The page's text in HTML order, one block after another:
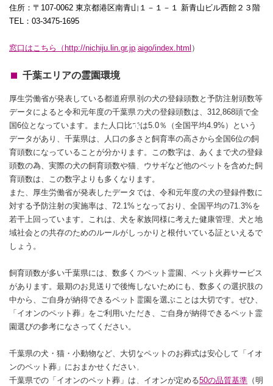
住所：〒 107-0062 東京都港区南青山１－１－１ 新青山ビル西館２３階
TEL ： 03-3475-1695
窓口はこちら（ http://nichiju.lin.gr.jp/aigo/index.html ）
千葉エリアの霊園環境
厚生労働省が発表している都道府県別の犬の登録頭数と予防注射頭数等
データによると令和元年度の千葉県の犬の登録頭数は、312,868頭で全
国6位となっています。また人口比では5.0％（全国平均4.9%）という
データがあり、千葉県は、人口の多さと飼育率の高さから全国6位の飼
育頭数になっていることが分かります。この数字は、あくまで犬の登録
頭数の為、実際の犬の飼育頭数や猫、ウサギなど他のペットを含めた飼
育頭数は、この数字よりも多くなります。
また、厚生労働省が発表したデータでは、令和元年度の犬の登録件数に
対する予防注射の実施率は、72.1%となっており、全国平均の71.3%を
若干上回っています。これは、犬を家族同様に考えた健康管理、犬と地
域社会との共存のためのルールがしっかりと根付いている証といえるで
しょう。
飼育頭数が多い千葉県には、数多くのペット霊園、ペット火葬サービス
があります。最期のお見送りで後悔しないためにも、数多くの選択肢の
中から、ご自身が納得できるペット霊園を選ぶことは大切です。ぜひ、
「イオンのペット葬」をご利用いただき、ご自身が納得できるペット霊
園選びの参考になさってください。
千葉県の犬・猫・小動物など、大切なペットのお葬式は安心して「イオ
ンのペット葬」におまかせください。
千葉県での「イオンのペット葬」は、イオンが定める50の品質基準 （明